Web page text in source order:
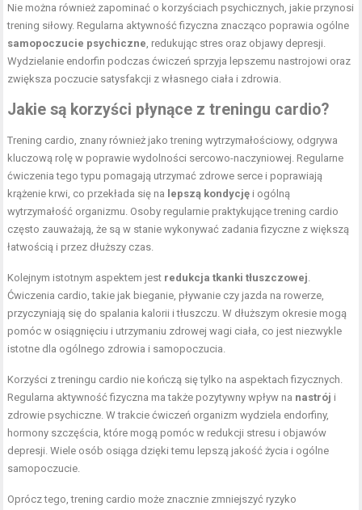
Nie można również zapominać o korzyściach psychicznych, jakie przynosi
trening siłowy. Regularna aktywność fizyczna znacząco poprawia ogólne
samopoczucie psychiczne, redukując stres oraz objawy depresji.
Wydzielanie endorfin podczas ćwiczeń sprzyja lepszemu nastrojowi oraz
zwiększa poczucie satysfakcji z własnego ciała i zdrowia.
Jakie są korzyści płynące z treningu cardio?
Trening cardio, znany również jako trening wytrzymałościowy, odgrywa
kluczową rolę w poprawie wydolności sercowo-naczyniowej. Regularne
ćwiczenia tego typu pomagają utrzymać zdrowe serce i poprawiają
krążenie krwi, co przekłada się na lepszą kondycję i ogólną
wytrzymałość organizmu. Osoby regularnie praktykujące trening cardio
często zauważają, że są w stanie wykonywać zadania fizyczne z większą
łatwością i przez dłuższy czas.
Kolejnym istotnym aspektem jest redukcja tkanki tłuszczowej.
Ćwiczenia cardio, takie jak bieganie, pływanie czy jazda na rowerze,
przyczyniają się do spalania kalorii i tłuszczu. W dłuższym okresie mogą
pomóc w osiągnięciu i utrzymaniu zdrowej wagi ciała, co jest niezwykle
istotne dla ogólnego zdrowia i samopoczucia.
Korzyści z treningu cardio nie kończą się tylko na aspektach fizycznych.
Regularna aktywność fizyczna ma także pozytywny wpływ na nastrój i
zdrowie psychiczne. W trakcie ćwiczeń organizm wydziela endorfiny,
hormony szczęścia, które mogą pomóc w redukcji stresu i objawów
depresji. Wiele osób osiąga dzięki temu lepszą jakość życia i ogólne
samopoczucie.
Oprócz tego, trening cardio może znacznie zmniejszyć ryzyko